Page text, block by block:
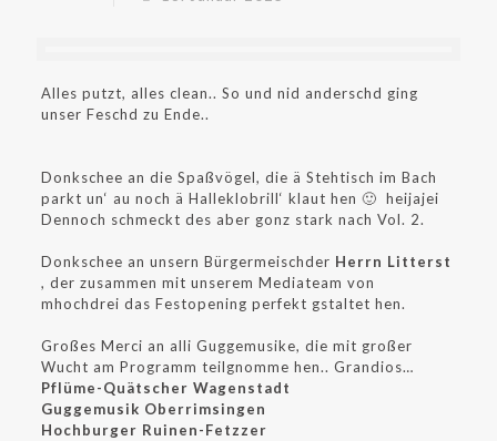
Alles putzt, alles clean.. So und nid anderschd ging
unser Feschd zu Ende..
Donkschee an die Spaßvögel, die ä Stehtisch im Bach
parkt un‘ au noch ä Halleklobrill‘ klaut hen 🙂 heijajei
Dennoch schmeckt des aber gonz stark nach Vol. 2.
Donkschee an unsern Bürgermeischder Herrn Litterst
, der zusammen mit unserem Mediateam von
mhochdrei das Festopening perfekt gstaltet hen.
Großes Merci an alli Guggemusike, die mit großer
Wucht am Programm teilgnomme hen.. Grandios…
Pflüme-Quätscher Wagenstadt
Guggemusik Oberrimsingen
Hochburger Ruinen-Fetzzer